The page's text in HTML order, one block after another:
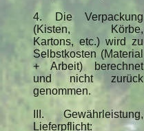
4. Die Verpackung
(Kisten, Körbe,
Kartons, etc.) wird zu
Selbstkosten (Material
+ Arbeit) berechnet
und nicht zurück
genommen.
III. Gewährleistung,
Lieferpflicht: